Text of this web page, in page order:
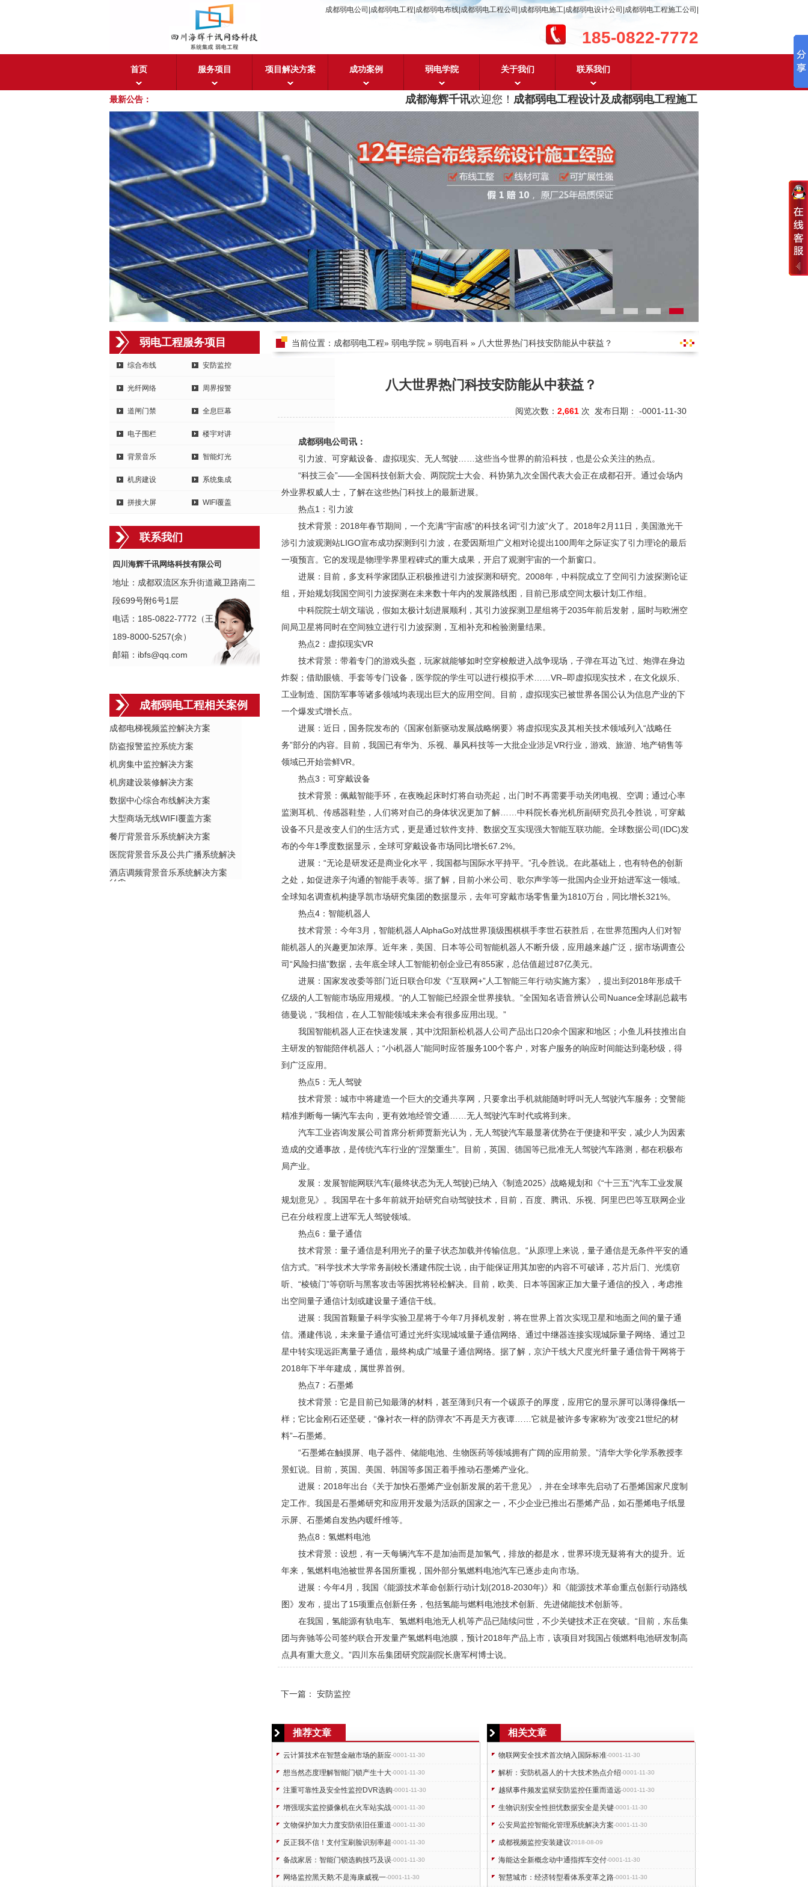
成都弱电公司|成都弱电工程|成都弱电布线|成都弱电工程公司|成都弱电施工|成都弱电设计公司|成都弱电工程施工公司|
185-0822-7772
首页 服务项目 项目解决方案 成功案例 弱电学院 关于我们 联系我们
最新公告： 成都海辉千讯欢迎您！成都弱电工程设计及成都弱电工程施工，含
弱电工程服务项目
综合布线 安防监控
光纤网络 周界报警
道闸门禁 全息巨幕
电子围栏 楼宇对讲
背景音乐 智能灯光
机房建设 系统集成
拼接大屏 WIFI覆盖
联系我们
四川海辉千讯网络科技有限公司
地址：成都双流区东升街道藏卫路南二
段699号附6号1层
电话：185-0822-7772（王）
189-8000-5257(佘）
邮箱：ibfs@qq.com
成都弱电工程相关案例
成都电梯视频监控解决方案
防盗报警监控系统方案
机房集中监控解决方案
机房建设装修解决方案
数据中心综合布线解决方案
大型商场无线WIFI覆盖方案
餐厅背景音乐系统解决方案
医院背景音乐及公共广播系统解决
方案
酒店调频背景音乐系统解决方案
当前位置： 成都弱电工程» 弱电学院 » 弱电百科 » 八大世界热门科技安防能从中获益？
八大世界热门科技安防能从中获益？
阅览次数： 2,661 次 发布日期： -0001-11-30
成都弱电公司讯：
引力波、可穿戴设备、虚拟现实、无人驾驶……这些当今世界的前沿科技，也是公众关注的热点。
“科技三会”——全国科技创新大会、两院院士大会、科协第九次全国代表大会正在成都召开。通过会场内
外业界权威人士，了解在这些热门科技上的最新进展。
热点1：引力波
技术背景：2018年春节期间，一个充满“宇宙感”的科技名词“引力波”火了。2018年2月11日，美国激光干
涉引力波观测站LIGO宣布成功探测到引力波，在爱因斯坦广义相对论提出100周年之际证实了引力理论的最后
一项预言。它的发现是物理学界里程碑式的重大成果，开启了观测宇宙的一个新窗口。
进展：目前，多支科学家团队正积极推进引力波探测和研究。2008年，中科院成立了空间引力波探测论证
组，开始规划我国空间引力波探测在未来数十年内的发展路线图，目前已形成空间太极计划工作组。
中科院院士胡文瑞说，假如太极计划进展顺利，其引力波探测卫星组将于2035年前后发射，届时与欧洲空
间局卫星将同时在空间独立进行引力波探测，互相补充和检验测量结果。
热点2：虚拟现实VR
技术背景：带着专门的游戏头盔，玩家就能够如时空穿梭般进入战争现场，子弹在耳边飞过、炮弹在身边
炸裂；借助眼镜、手套等专门设备，医学院的学生可以进行模拟手术……VR–即虚拟现实技术，在文化娱乐、
工业制造、国防军事等诸多领域均表现出巨大的应用空间。目前，虚拟现实已被世界各国公认为信息产业的下
一个爆发式增长点。
进展：近日，国务院发布的《国家创新驱动发展战略纲要》将虚拟现实及其相关技术领域列入“战略任
务”部分的内容。目前，我国已有华为、乐视、暴风科技等一大批企业涉足VR行业，游戏、旅游、地产销售等
领域已开始尝鲜VR。
热点3：可穿戴设备
技术背景：佩戴智能手环，在夜晚起床时灯将自动亮起，出门时不再需要手动关闭电视、空调；通过心率
监测耳机、传感器鞋垫，人们将对自己的身体状况更加了解……中科院长春光机所副研究员孔令胜说，可穿戴
设备不只是改变人们的生活方式，更是通过软件支持、数据交互实现强大智能互联功能。全球数据公司(IDC)发
布的今年1季度数据显示，全球可穿戴设备市场同比增长67.2%。
进展：“无论是研发还是商业化水平，我国都与国际水平持平。”孔令胜说。在此基础上，也有特色的创新
之处，如促进亲子沟通的智能手表等。据了解，目前小米公司、歌尔声学等一批国内企业开始进军这一领域。
全球知名调查机构捷孚凯市场研究集团的数据显示，去年可穿戴市场零售量为1810万台，同比增长321%。
热点4：智能机器人
技术背景：今年3月，智能机器人AlphaGo对战世界顶级围棋棋手李世石获胜后，在世界范围内人们对智
能机器人的兴趣更加浓厚。近年来，美国、日本等公司智能机器人不断升级，应用越来越广泛，据市场调查公
司“风险扫描”数据，去年底全球人工智能初创企业已有855家，总估值超过87亿美元。
进展：国家发改委等部门近日联合印发《“互联网+”人工智能三年行动实施方案》，提出到2018年形成千
亿级的人工智能市场应用规模。“的人工智能已经跟全世界接轨。”全国知名语音辨认公司Nuance全球副总裁韦
德曼说，“我相信，在人工智能领域未来会有很多应用出现。”
我国智能机器人正在快速发展，其中沈阳新松机器人公司产品出口20余个国家和地区；小鱼儿科技推出自
主研发的智能陪伴机器人；“小i机器人”能同时应答服务100个客户，对客户服务的响应时间能达到毫秒级，得
到广泛应用。
热点5：无人驾驶
技术背景：城市中将建造一个巨大的交通共享网，只要拿出手机就能随时呼叫无人驾驶汽车服务；交警能
精准判断每一辆汽车去向，更有效地经管交通……无人驾驶汽车时代或将到来。
汽车工业咨询发展公司首席分析师贾新光认为，无人驾驶汽车最显著优势在于便捷和平安，减少人为因素
造成的交通事故，是传统汽车行业的“涅槃重生”。目前，英国、德国等已批准无人驾驶汽车路测，都在积极布
局产业。
发展：发展智能网联汽车(最终状态为无人驾驶)已纳入《制造2025》战略规划和《“十三五”汽车工业发展
规划意见》。我国早在十多年前就开始研究自动驾驶技术，目前，百度、腾讯、乐视、阿里巴巴等互联网企业
已在分歧程度上进军无人驾驶领域。
热点6：量子通信
技术背景：量子通信是利用光子的量子状态加载并传输信息。“从原理上来说，量子通信是无条件平安的通
信方式。”科学技术大学常务副校长潘建伟院士说，由于能保证用其加密的内容不可破译，芯片后门、光缆窃
听、“棱镜门”等窃听与黑客攻击等困扰将轻松解决。目前，欧美、日本等国家正加大量子通信的投入，考虑推
出空间量子通信计划或建设量子通信干线。
进展：我国首颗量子科学实验卫星将于今年7月择机发射，将在世界上首次实现卫星和地面之间的量子通
信。潘建伟说，未来量子通信可通过光纤实现城域量子通信网络、通过中继器连接实现城际量子网络、通过卫
星中转实现远距离量子通信，最终构成广域量子通信网络。据了解，京沪干线大尺度光纤量子通信骨干网将于
2018年下半年建成，属世界首例。
热点7：石墨烯
技术背景：它是目前已知最薄的材料，甚至薄到只有一个碳原子的厚度，应用它的显示屏可以薄得像纸一
样；它比金刚石还坚硬，“像衬衣一样的防弹衣”不再是天方夜谭……它就是被许多专家称为“改变21世纪的材
料”–石墨烯。
“石墨烯在触摸屏、电子器件、储能电池、生物医药等领域拥有广阔的应用前景。”清华大学化学系教授李
景虹说。目前，英国、美国、韩国等多国正着手推动石墨烯产业化。
进展：2018年出台《关于加快石墨烯产业创新发展的若干意见》，并在全球率先启动了石墨烯国家尺度制
定工作。我国是石墨烯研究和应用开发最为活跃的国家之一，不少企业已推出石墨烯产品，如石墨烯电子纸显
示屏、石墨烯自发热内暖纤维等。
热点8：氢燃料电池
技术背景：设想，有一天每辆汽车不是加油而是加氢气，排放的都是水，世界环境无疑将有大的提升。近
年来，氢燃料电池被世界各国所重视，国外部分氢燃料电池汽车已逐步走向市场。
进展：今年4月，我国《能源技术革命创新行动计划(2018-2030年)》和《能源技术革命重点创新行动路线
图》发布，提出了15项重点创新任务，包括氢能与燃料电池技术创新、先进储能技术创新等。
在我国，氢能源有轨电车、氢燃料电池无人机等产品已陆续问世，不少关键技术正在突破。“目前，东岳集
团与奔驰等公司签约联合开发量产氢燃料电池膜，预计2018年产品上市，该项目对我国占领燃料电池研发制高
点具有重大意义。”四川东岳集团研究院副院长唐军柯博士说。
下一篇： 安防监控
推荐文章
云计算技术在智慧金融市场的新应-0001-11-30
想当然态度理解智能门锁产生十大-0001-11-30
注重可靠性及安全性监控DVR选购-0001-11-30
增强现实监控摄像机在火车站实战-0001-11-30
文物保护加大力度安防依旧任重道-0001-11-30
反正我不信！支付宝刷脸识别率超-0001-11-30
备战家居：智能门锁选购技巧及误-0001-11-30
网络监控黑天鹅:不是海康威视一-0001-11-30
相关文章
物联网安全技术首次纳入国际标准-0001-11-30
解析：安防机器人的十大技术热点介绍-0001-11-30
越狱事件频发监狱安防监控任重而道远-0001-11-30
生物识别安全性担忧数据安全是关键-0001-11-30
公安局监控智能化管理系统解决方案-0001-11-30
成都视频监控安装建议2018-08-09
海能达全新概念动中通指挥车交付-0001-11-30
智慧城市：经济转型看体系变革之路-0001-11-30